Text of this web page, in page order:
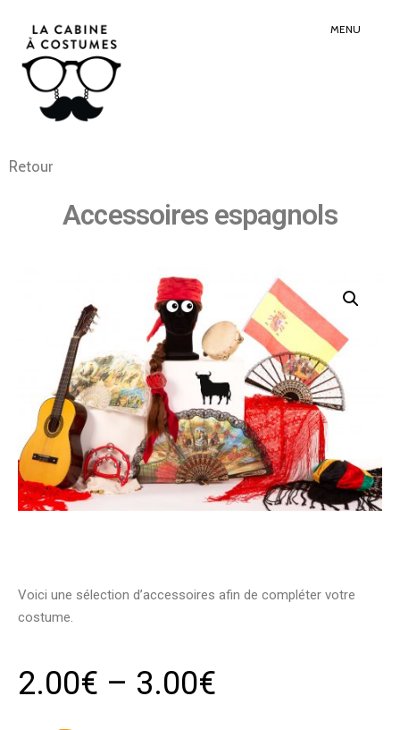
MENU
Retour
Accessoires espagnols
Voici une sélection d’accessoires afin de compléter votre
costume.
2.00€ – 3.00€